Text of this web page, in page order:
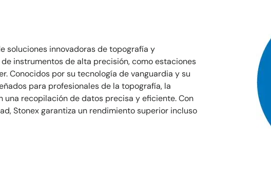
soluciones innovadoras de topografía y
instrumentos de alta precisión, como estaciones
Conocidos por su tecnología de vanguardia y su
para profesionales de la topografía, la
recopilación de datos precisa y eficiente. Con
Stonex garantiza un rendimiento superior incluso